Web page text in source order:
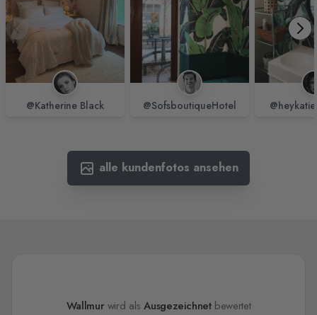
@Katherine Black @SofsboutiqueHotel
alle kundenfotos ansehen
Wallmur wird alsAusgezeichnetbewertet